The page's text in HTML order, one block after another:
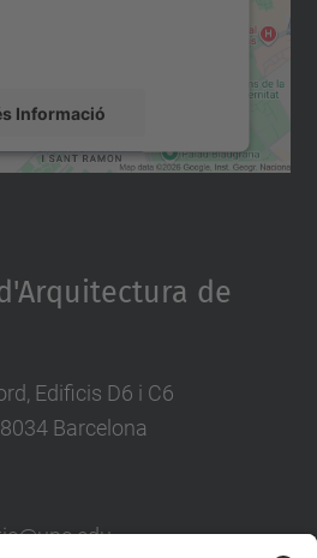
Informació
Accepta
de
Edificis D6 i C6
Barcelona